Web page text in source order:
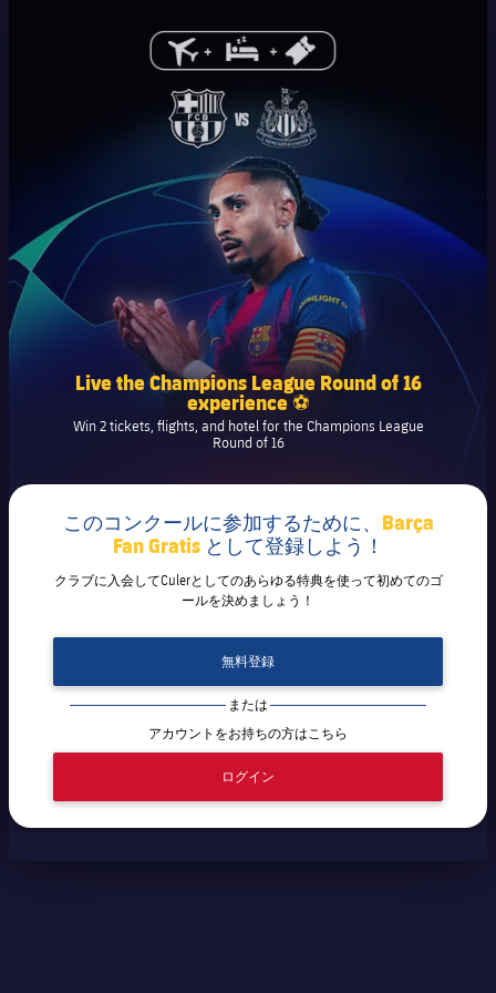
Live the Champions League Round of 16
experience ⚽
Win 2 tickets, flights, and hotel for the Champions League
Round of 16
このコンクールに参加するために、 Barça
Fan Gratisとして登録しよう！
クラブに入会してCulerとしてのあらゆる特典を使って初めてのゴ
ールを決めましょう！
無料登録
または
アカウントをお持ちの方はこちら
ログイン